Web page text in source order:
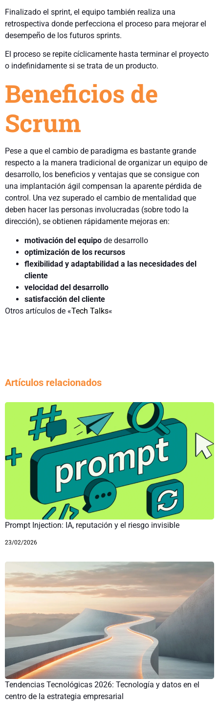
Finalizado el sprint, el equipo también realiza una
retrospectiva donde perfecciona el proceso para mejorar el
desempeño de los futuros sprints.
El proceso se repite cíclicamente hasta terminar el proyecto
o indefinidamente si se trata de un producto.
Beneficios de
Scrum
Pese a que el cambio de paradigma es bastante grande
respecto a la manera tradicional de organizar un equipo de
desarrollo, los beneficios y ventajas que se consigue con
una implantación ágil compensan la aparente pérdida de
control. Una vez superado el cambio de mentalidad que
deben hacer las personas involucradas (sobre todo la
dirección), se obtienen rápidamente mejoras en:
motivación del equipo de desarrollo
optimización de los recursos
flexibilidad y adaptabilidad a las necesidades del
cliente
velocidad del desarrollo
satisfacción del cliente
Otros artículos de «Tech Talks«
Artículos relacionados
Prompt Injection: IA, reputación y el riesgo invisible
23/02/2026
Tendencias Tecnológicas 2026: Tecnología y datos en el
centro de la estrategia empresarial